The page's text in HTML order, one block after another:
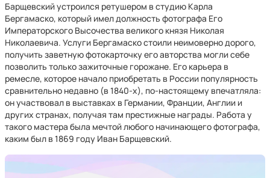
Барщевский устроился ретушером в студию Карла
Бергамаско, который имел должность фотографа Его
Императорского Высочества великого князя Николая
Николаевича. Услуги Бергамаско стоили неимоверно дорого,
получить заветную фотокарточку его авторства могли себе
позволить только зажиточные горожане. Его карьера в
ремесле, которое начало приобретать в России популярность
сравнительно недавно (в 1840-х), по-настоящему впечатляла:
он участвовал в выставках в Германии, Франции, Англии и
других странах, получая там престижные награды. Работа у
такого мастера была мечтой любого начинающего фотографа,
каким был в 1869 году Иван Барщевский.